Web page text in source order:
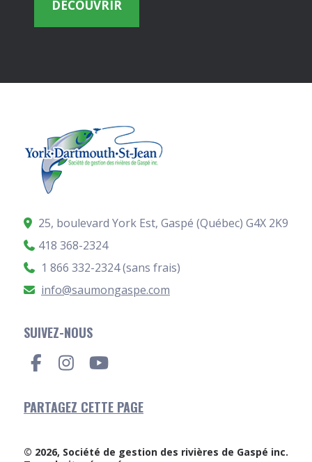
DÉCOUVRIR
25, boulevard York Est, Gaspé (Québec) G4X 2K9
418 368-2324
1 866 332-2324 (sans frais)
info@saumongaspe.com
SUIVEZ-NOUS
PARTAGEZ CETTE PAGE
© 2026, Société de gestion des rivières de Gaspé inc.